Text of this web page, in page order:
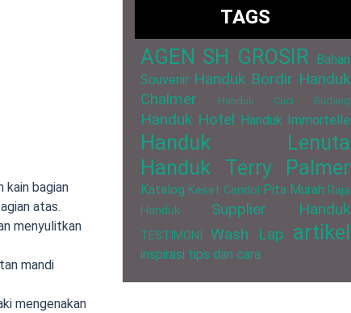
kain bagian
atas.
menyulitkan
mandi
mengenakan
TAGS
AGEN SH GROSIR Bahan
Souvenir Handuk Bordir Handuk
Chalmer
Handuk Cuci Gudang
Handuk Hotel Handuk Immortelle
Handuk Lenuta
Handuk Terry Palmer
Katalog Keset Cendol Pita Murah Raja
Handuk
Supplier Handuk
TESTIMONI Wash Lap artikel
inspirasi tips dan cara